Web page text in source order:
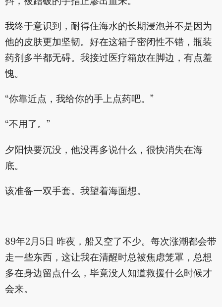
我终于意识到，耐得住海水的长期浸泡并不是因为
他的皮肤更加坚韧。好在这箱子密闭性不错，瓶装
药剂多半都无碍。我接过医疗箱放在脚边，有点羞
愧。
“你靠近点，我给你的手上点药吧。”
“不用了。”
夕阳快要沉没，他没再多说什么，很快消失在海
底。
该准备一双手套。我望着海面想。
89年2月5日 昨夜，船又空了不少。每次涨潮都会带
走一些东西，这让我在清醒时总被焦虑笼罩，总想
多在身边留点什么，毕竟没人知道救援什么时候才
会来。